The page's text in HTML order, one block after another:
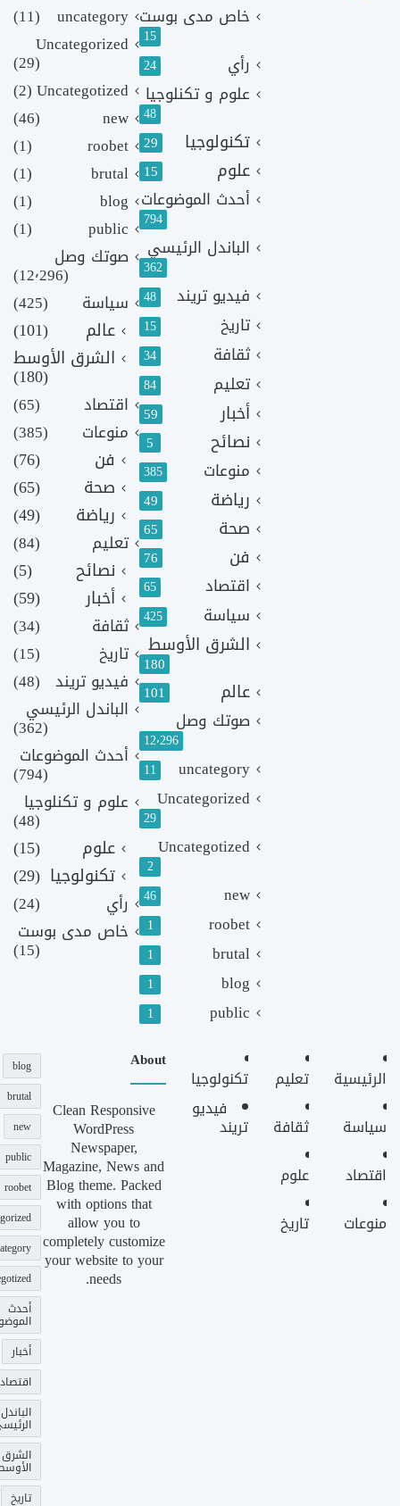
خاص مدى بوست
15
رأي 24
علوم و تكنلوجيا
48
تكنولوجيا 29
علوم 15
أحدث الموضوعات
794
الباندل الرئيسي
362
فيديو تريند 48
تاريخ 15
ثقافة 34
تعليم 84
أخبار 59
نصائح 5
منوعات 385
رياضة 49
صحة 65
فن 76
اقتصاد 65
سياسة 425
الشرق الأوسط
180
عالم 101
صوتك وصل
12٬296
uncategory
11
Uncategorized
29
Uncategotized
2
new
46
roobet
1
brutal
1
blog
1
public
1
uncategory
(11)
Uncategorized
(29)
Uncategotized
(2)
new
(46)
roobet
(1)
brutal
(1)
blog
(1)
public
(1)
صوتك وصل
(12٬296)
سياسة
(425)
عالم
(101)
الشرق الأوسط
(180)
اقتصاد
(65)
منوعات
(385)
فن
(76)
صحة
(65)
رياضة
(49)
تعليم (84)
نصائح
(5)
أخبار
(59)
ثقافة
(34)
تاريخ
(15)
فيديو تريند (48)
الباندل الرئيسي
(362)
أحدث الموضوعات
(794)
علوم و تكنلوجيا
(48)
علوم
(15)
تكنولوجيا (29)
رأي
(24)
خاص مدى بوست
(15)
الرئيسية
سياسة
اقتصاد
منوعات
تعليم
ثقافة
علوم
تاريخ
تكنولوجيا
فيديو
تريند
About
Clean Responsive
WordPress
Newspaper,
Magazine, News and
Blog theme. Packed
with options that
allow you to
completely customize
your website to your
needs.
blog
brutal
new
public
roobet
أحدث
أخبار
اقتصاد
الباندل
الشرق
تاريخ